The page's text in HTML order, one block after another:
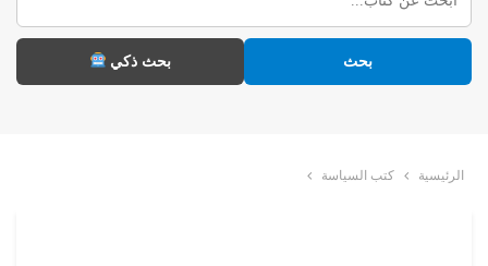
بحث بحث ذكي
الرئيسية كتب السياسة